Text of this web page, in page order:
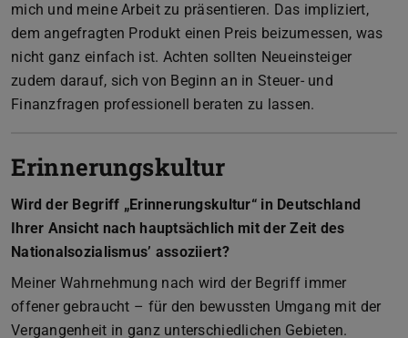
mich und meine Arbeit zu präsentieren. Das impliziert,
dem angefragten Produkt einen Preis beizumessen, was
nicht ganz einfach ist. Achten sollten Neueinsteiger
zudem darauf, sich von Beginn an in Steuer- und
Finanzfragen professionell beraten zu lassen.
Erinnerungskultur
Wird der Begriff „Erinnerungskultur“ in Deutschland
Ihrer Ansicht nach hauptsächlich mit der Zeit des
Nationalsozialismus’ assoziiert?
Meiner Wahrnehmung nach wird der Begriff immer
offener gebraucht – für den bewussten Umgang mit der
Vergangenheit in ganz unterschiedlichen Gebieten.